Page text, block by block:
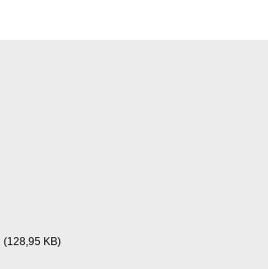
(128,95 KB)